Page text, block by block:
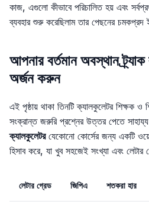
কাজ, এগুলো কীভাবে পরিচালিত হয় এবং
ব্যবহার শুরু করেছিলাম তার পেছনের চমকপ্রদ
আপনার বর্তমান অবস্থান
অর্জন করুন
এই পৃষ্ঠায় থাকা তিনটি ক্যালকুলেটর শিক্ষক ও
সংক্রান্ত জরুরি প্রশ্নের উত্তর পেতে
ক্যালকুলেটরযেকোনো কোর্সের জন্য একটি
হিসাব করে, যা খুব সহজেই সংখ্যা এবং
লেটার গ্রেড জিপিএ শতকরা হার